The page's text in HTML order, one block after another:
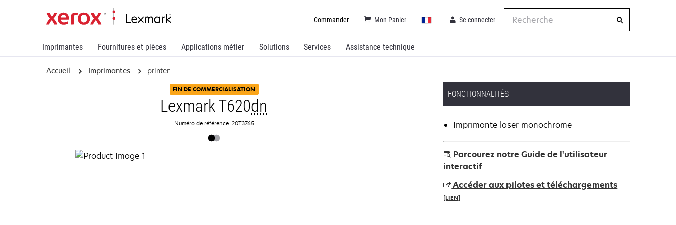
Imprimantes Fournitures et pièces Applications métier Solutions Services Assistance technique
Se connecter
Mon Panier
Commander
Recherche
Accueil Imprimantes printer
FIN DE COMMERCIALISATION
Lexmark T620dn
Numéro de référence: 20T3765
FONCTIONNALITÉS
Imprimante laser monochrome
Parcourez notre Guide de l'utilisateur
interactif
Accéder aux pilotes et téléchargements
[LIEN]